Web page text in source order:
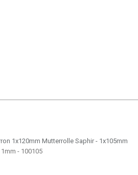
1x120mm Mutterrolle Saphir - 1x105mm
- 100105